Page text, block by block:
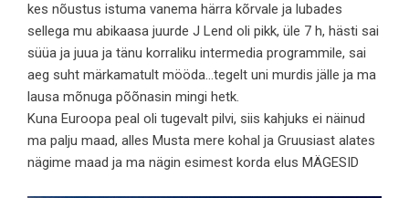
kes nõustus istuma vanema härra kõrvale ja lubades
sellega mu abikaasa juurde J Lend oli pikk, üle 7 h, hästi sai
süüa ja juua ja tänu korraliku intermedia programmile, sai
aeg suht märkamatult mööda…tegelt uni murdis jälle ja ma
lausa mõnuga põõnasin mingi hetk.
Kuna Euroopa peal oli tugevalt pilvi, siis kahjuks ei näinud
ma palju maad, alles Musta mere kohal ja Gruusiast alates
nägime maad ja ma nägin esimest korda elus MÄGESID